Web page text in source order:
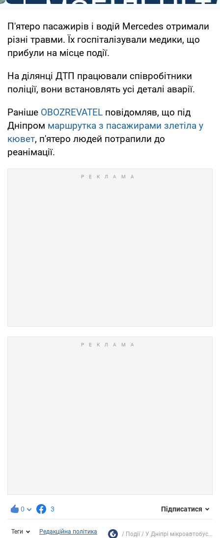
П'ятеро пасажирів і водій Mercedes отримали
різні травми. Їх госпіталізували медики, що
прибули на місце події.
На ділянці ДТП працювали співробітники
поліції, вони встановлять усі деталі аварії.
Раніше OBOZREVATEL повідомляв, що під
Дніпром маршрутка з пасажирами злетіла у
кювет, п'ятеро людей потрапили до
реанімації.
0 3 Підписатися
Теги Редакційна політика Події У Дніпрі мікроавтобус...